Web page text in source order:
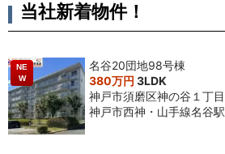
当社新着物件！
NE
W
名谷20団地98号棟
380万円 3LDK
神戸市須磨区神の谷１丁目
神戸市西神・山手線名谷駅